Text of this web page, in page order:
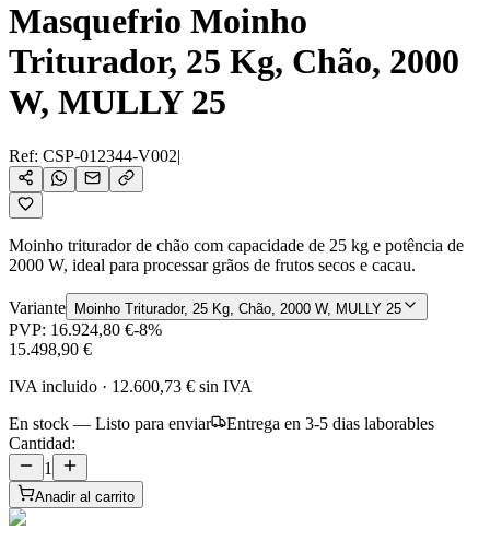
Masquefrio Moinho
Triturador, 25 Kg, Chão, 2000
W, MULLY 25
Ref: CSP-012344-V002|
Moinho triturador de chão com capacidade de 25 kg e potência de
2000 W, ideal para processar grãos de frutos secos e cacau.
Variante Moinho Triturador, 25 Kg, Chão, 2000 W, MULLY 25
PVP: 16.924,80 €-8%
15.498,90 €
IVA incluido · 12.600,73 € sin IVA
En stock — Listo para enviar
Entrega en 3-5 dias laborables
Cantidad:
1
Anadir al carrito